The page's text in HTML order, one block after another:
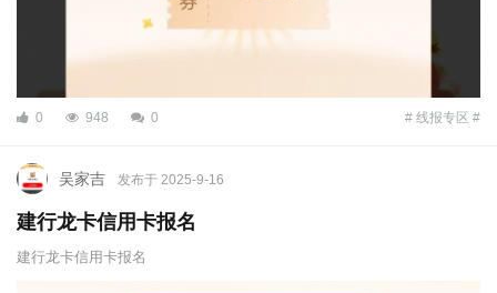
0 948 0 # 线报专区 #
吴家吉 发布于 2025-9-16
建行龙卡信用卡报名
建行龙卡信用卡报名